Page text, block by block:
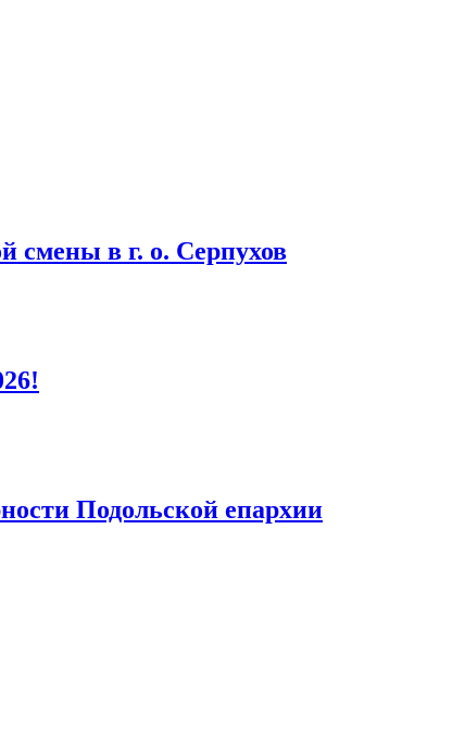
смены в г. о. Серпухов
Подольской епархии